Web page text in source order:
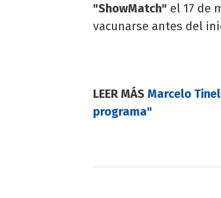
"ShowMatch" el 17 de
vacunarse antes del
LEER MÁS Marcelo
programa"